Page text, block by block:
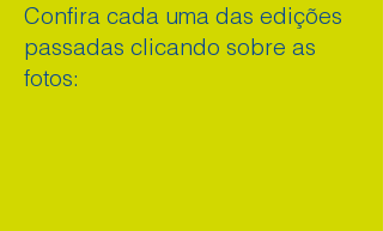
Confira cada uma das edições
passadas clicando sobre as
fotos: